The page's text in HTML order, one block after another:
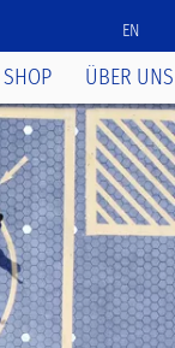
SHOP ÜBER UNS
EN